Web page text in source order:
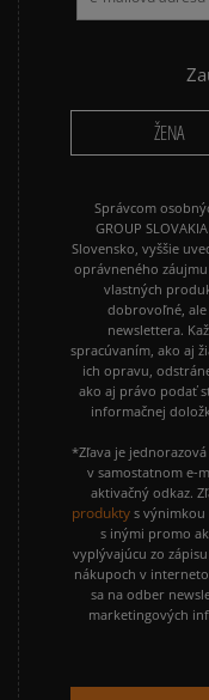
ŽENA
Správcom
GROUP
Slovensko, vyššie
oprávneného
vlastných
dobrovoľné,
newslettera.
spracúvaním, ako aj
ich opravu,
ako aj právo podať
informačnej
*Zľava je
v samostatnom e-
aktivačný odkaz.
produkty s výnimkou
s inými promo
vyplývajúcu zo
nákupoch v
sa na odber
marketingových